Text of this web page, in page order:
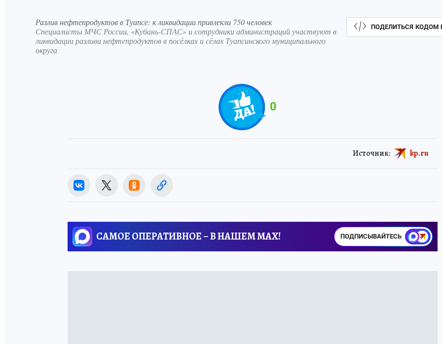
Разлив нефтепродуктов в Туапсе: к ликвидации привлекли 750 человек
Специалисты МЧС России, «Кубань-СПАС» и сотрудники администраций участвуют в
ликвидации разлива нефтепродуктов в посёлках и сёлах Туапсинского муниципального
округа
ПОДЕЛИТЬСЯ КОДОМ
0
Источник: kp.ru
САМОЕ ОПЕРАТИВНОЕ – В НАШЕМ MAX! ПОДПИСЫВАЙТЕСЬ